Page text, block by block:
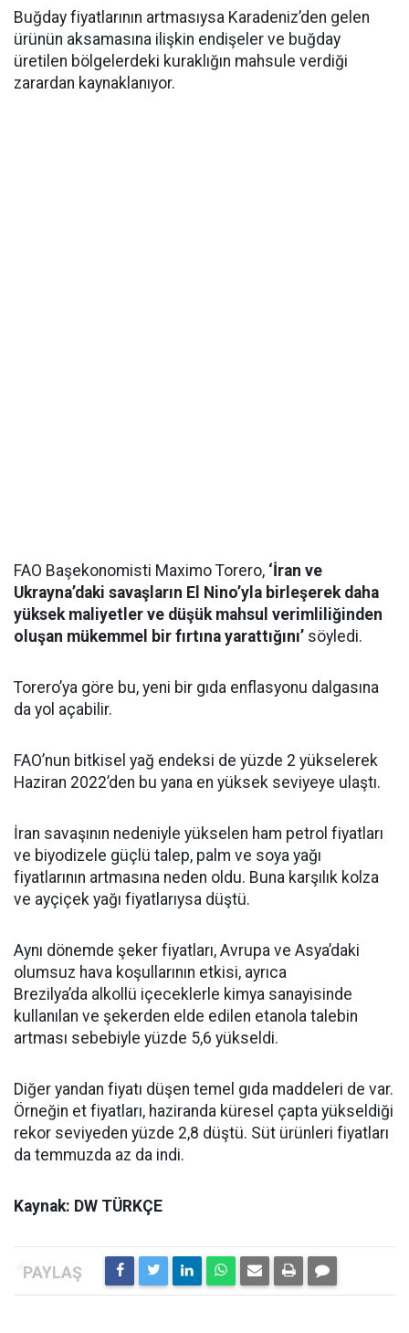
Buğday fiyatlarının artmasıysa Karadeniz’den gelen
ürünün aksamasına ilişkin endişeler ve buğday
üretilen bölgelerdeki kuraklığın mahsule verdiği
zarardan kaynaklanıyor.
FAO Başekonomisti Maximo Torero, ‘İran ve
Ukrayna’daki savaşların El Nino’yla birleşerek daha
yüksek maliyetler ve düşük mahsul verimliliğinden
oluşan mükemmel bir fırtına yarattığını’ söyledi.
Torero’ya göre bu, yeni bir gıda enflasyonu dalgasına
da yol açabilir.
FAO’nun bitkisel yağ endeksi de yüzde 2 yükselerek
Haziran 2022’den bu yana en yüksek seviyeye ulaştı.
İran savaşının nedeniyle yükselen ham petrol fiyatları
ve biyodizele güçlü talep, palm ve soya yağı
fiyatlarının artmasına neden oldu. Buna karşılık kolza
ve ayçiçek yağı fiyatlarıysa düştü.
Aynı dönemde şeker fiyatları, Avrupa ve Asya’daki
olumsuz hava koşullarının etkisi, ayrıca
Brezilya’da alkollü içeceklerle kimya sanayisinde
kullanılan ve şekerden elde edilen etanola talebin
artması sebebiyle yüzde 5,6 yükseldi.
Diğer yandan fiyatı düşen temel gıda maddeleri de var.
Örneğin et fiyatları, haziranda küresel çapta yükseldiği
rekor seviyeden yüzde 2,8 düştü. Süt ürünleri fiyatları
da temmuzda az da indi.
Kaynak: DW TÜRKÇE